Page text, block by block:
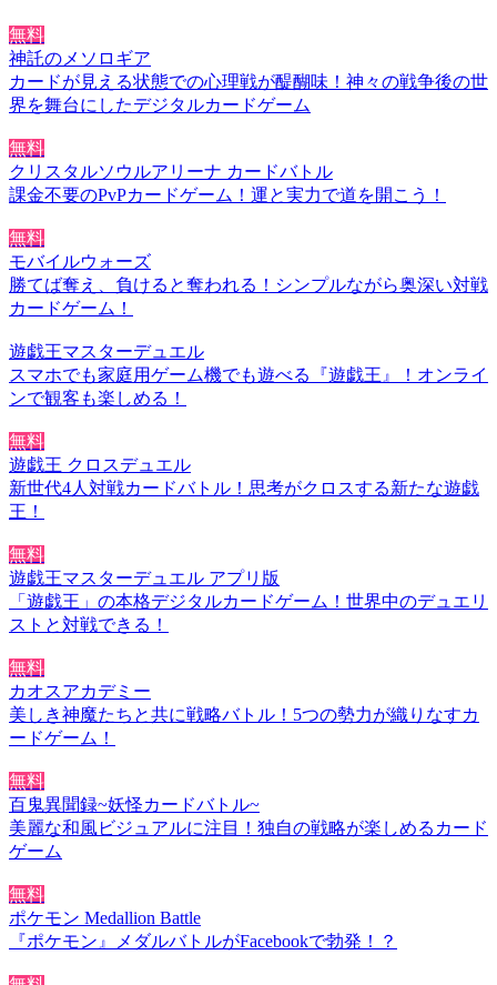
無料
神託のメソロギア
カードが見える状態での心理戦が醍醐味！神々の戦争後の世
界を舞台にしたデジタルカードゲーム
無料
クリスタルソウルアリーナ カードバトル
課金不要のPvPカードゲーム！運と実力で道を開こう！
無料
モバイルウォーズ
勝てば奪え、負けると奪われる！シンプルながら奥深い対戦
カードゲーム！
遊戯王マスターデュエル
スマホでも家庭用ゲーム機でも遊べる『遊戯王』！オンライ
ンで観客も楽しめる！
無料
遊戯王 クロスデュエル
新世代4人対戦カードバトル！思考がクロスする新たな遊戯
王！
無料
遊戯王マスターデュエル アプリ版
「遊戯王」の本格デジタルカードゲーム！世界中のデュエリ
ストと対戦できる！
無料
カオスアカデミー
美しき神魔たちと共に戦略バトル！5つの勢力が織りなすカ
ードゲーム！
無料
百鬼異聞録~妖怪カードバトル~
美麗な和風ビジュアルに注目！独自の戦略が楽しめるカード
ゲーム
無料
ポケモン Medallion Battle
『ポケモン』メダルバトルがFacebookで勃発！？